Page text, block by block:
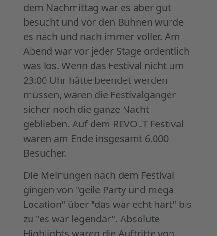
dem Nachmittag war es aber gut
besucht und vor den Bühnen wurde
es nach und nach immer voller. Am
Abend war vor jeder Stage ordentlich
was los. Wenn das Festival nicht um
23:00 Uhr hätte beendet werden
müssen, wären die Festivalgänger
sicher noch die ganze Nacht
geblieben. Auf dem REVOLT Festival
waren am Ende insgesamt 6.000
Besucher.
Die Meinungen nach dem Festival
gingen von "geile Party und mega
Location" über "das war echt hart" bis
zu "es war legendär". Absolute
Highlights waren die Auftritte von